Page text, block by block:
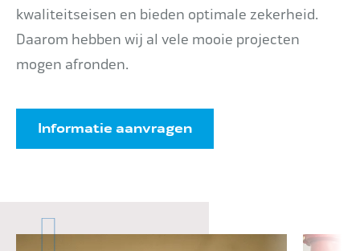
kwaliteitseisen en bieden optimale zekerheid.
Daarom hebben wij al vele mooie projecten
mogen afronden.
Informatie aanvragen